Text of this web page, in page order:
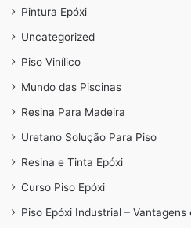
Pintura Epóxi
Uncategorized
Piso Vinílico
Mundo das Piscinas
Resina Para Madeira
Uretano Solução Para Piso
Resina e Tinta Epóxi
Curso Piso Epóxi
Piso Epóxi Industrial –